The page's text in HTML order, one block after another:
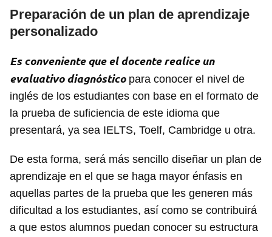
Preparación de un plan de aprendizaje
personalizado
Es conveniente que el docente realice un
evaluativo diagnósticopara conocer el nivel de
inglés de los estudiantes con base en el formato de
la prueba de suficiencia de este idioma que
presentará, ya sea IELTS, Toelf, Cambridge u otra.
De esta forma, será más sencillo diseñar un plan de
aprendizaje en el que se haga mayor énfasis en
aquellas partes de la prueba que les generen más
dificultad a los estudiantes, así como se contribuirá
a que estos alumnos puedan conocer su estructura